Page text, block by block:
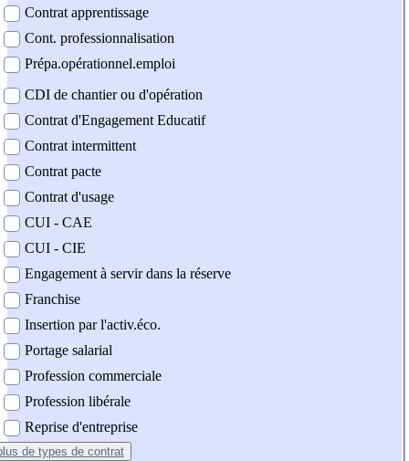
Contrat apprentissage
Cont. professionnalisation
Prépa.opérationnel.emploi
CDI de chantier ou d'opération
Contrat d'Engagement Educatif
Contrat intermittent
Contrat pacte
Contrat d'usage
CUI - CAE
CUI - CIE
Engagement à servir dans la réserve
Franchise
Insertion par l'activ.éco.
Portage salarial
Profession commerciale
Profession libérale
Reprise d'entreprise
de types de contrat